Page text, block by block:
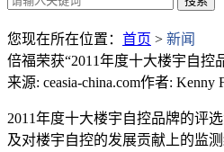
您现在所在位置： 首页 > 新闻
倍福荣获“2011年度十大楼宇自控
来源: ceasia-china.com作者: Kenny
2011年度十大楼宇自控品牌的评
及对楼宇自控的发展贡献上的监